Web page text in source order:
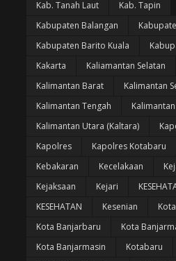
Kab. Tanah Laut
Kab. Tapin
Kabupaten Balangan
Kabupaten Barito Kuala
Kakarta
Kaliamantan Selatan
Kalimantan Barat
Kalimantan
Kalimantan Tengah
Kalimantan Utara (Kaltara)
Kapolres
Kapolres Kotabaru
Kebakaran
Kecelakaan
Kejaksaan
Kejari
KESEHATAN
Kesenian
Kota
Kota Banjarbaru
Kota
Kota Banjarmasin
Kotabaru